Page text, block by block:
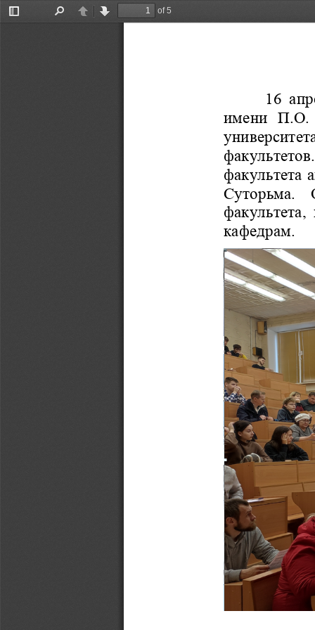
Toggle
PreviousNext
of 5
16
имени П.О.
факультета
Суторьма.
кафедрам.